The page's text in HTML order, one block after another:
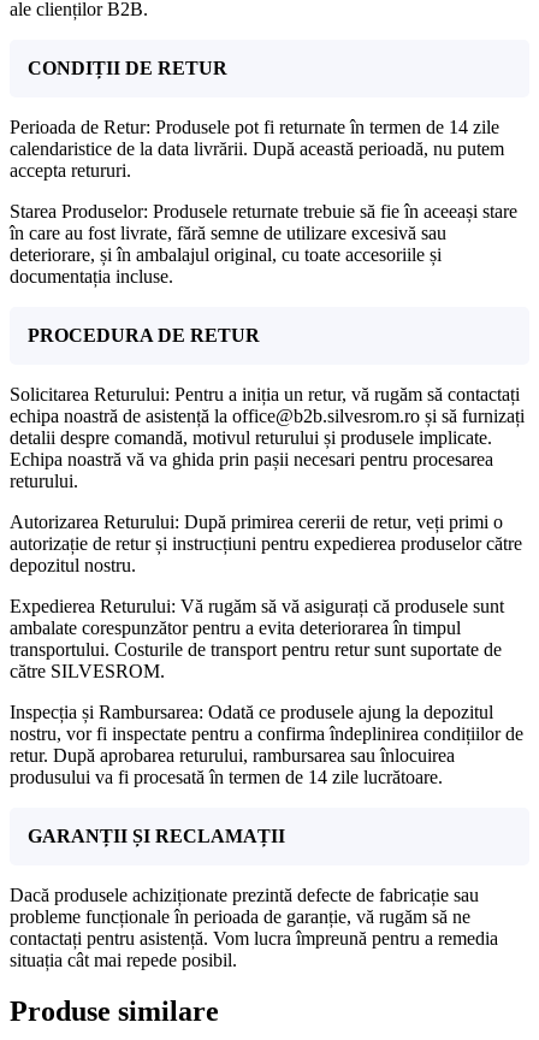
ale clienților B2B.
CONDIȚII DE RETUR
Perioada de Retur: Produsele pot fi returnate în termen de 14 zile
calendaristice de la data livrării. După această perioadă, nu putem
accepta retururi.
Starea Produselor: Produsele returnate trebuie să fie în aceeași stare
în care au fost livrate, fără semne de utilizare excesivă sau
deteriorare, și în ambalajul original, cu toate accesoriile și
documentația incluse.
PROCEDURA DE RETUR
Solicitarea Returului: Pentru a iniția un retur, vă rugăm să contactați
echipa noastră de asistență la office@b2b.silvesrom.ro și să furnizați
detalii despre comandă, motivul returului și produsele implicate.
Echipa noastră vă va ghida prin pașii necesari pentru procesarea
returului.
Autorizarea Returului: După primirea cererii de retur, veți primi o
autorizație de retur și instrucțiuni pentru expedierea produselor către
depozitul nostru.
Expedierea Returului: Vă rugăm să vă asigurați că produsele sunt
ambalate corespunzător pentru a evita deteriorarea în timpul
transportului. Costurile de transport pentru retur sunt suportate de
către SILVESROM.
Inspecția și Rambursarea: Odată ce produsele ajung la depozitul
nostru, vor fi inspectate pentru a confirma îndeplinirea condițiilor de
retur. După aprobarea returului, rambursarea sau înlocuirea
produsului va fi procesată în termen de 14 zile lucrătoare.
GARANȚII ȘI RECLAMAȚII
Dacă produsele achiziționate prezintă defecte de fabricație sau
probleme funcționale în perioada de garanție, vă rugăm să ne
contactați pentru asistență. Vom lucra împreună pentru a remedia
situația cât mai repede posibil.
Produse similare